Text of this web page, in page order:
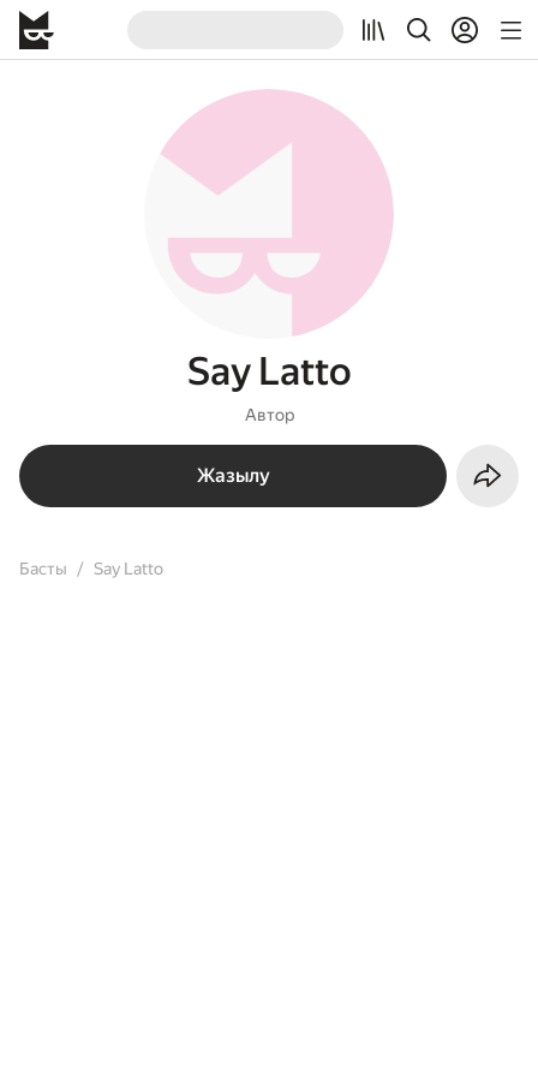
Say Latto
Автор
Жазылу
Басты Say Latto